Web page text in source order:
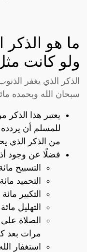
ما هو الذكر
ولو كانت
الذكر الذي يغفر
سبحان الله وبحمده
يعتبر هذا الذكر
للمسلم أن
من الذكر الذي
فضلًا عن وجود
التسبيح
التحميد
التكبير
التهليل
الصلاة
مرات بعد
استغفار